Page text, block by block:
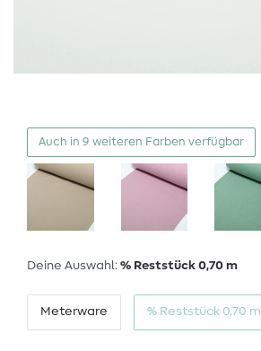
Auch in 9 weiteren Farben verfügbar
Deine Auswahl: % Reststück 0,70 m
Meterware % Reststück 0,70 m